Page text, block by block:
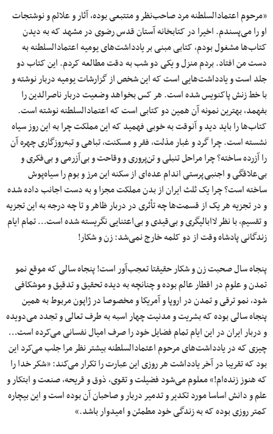
«مرحوم اعتمادالسلطنه مرد صاحب‌نظر و متتبعی بوده، آثار و علائم و نوشتجات
او را می‌پسندم. اخیرا در کتابخانه آستان قدس رضوی در مشهد که به دیدن
کتاب‌ها مشغول بودم، کتابی مبنی بر یادداشت‌های یومیه اعتمادالسلطنه به
دست من افتاد. بردم منزل و یکی دو شب به دقت مطالعه کردم. این کتاب دو
جلد است و یادداشت‌هایی است که این شخص از گزارشات یومیه دربار نوشته و
با خط زنش پاکنویس شده است. هر کس بخواهد وضعیت دربار ناصرالدین را
بفهمد، بهترین نمونه آن همین دو کتابی است که اعتمادالسلطنه نوشته است.
کتاب‌ها را باید دید و آنوقت به خوبی فهمید که این مملکت چرا به این روز سیاه
نشسته است. چرا گرد و غبار مذلت، فقر و مسکنت، تباهی و تبه‌روزگاری چهره آن
را آزرده ساخته؟ چرا مراحل تنبلی و تن‌پروری و وقاحت و بی‌آزرمی‌ و بی‌فکری و
بی‌علاقگی و اجنبی‌پرستی اندام عده‌ای از سکنه این مرز و بوم را سیاه‌پوش
ساخته است؟ چرا یک ثلث ایران از بدن مملکت مجزا و به دست اجانب داده شده
و در تجزیه هر یک از قسمت‌ها چه تأثری در دربار ظاهر و تا چه درجه به این تجزیه
و تقسیم، با نظر لاابالیگری و بی‌قیدی و بی‌اعتنایی نگریسته شده است… تمام ایام
زندگانی پادشاه وقت از دو کلمه خارج نمی‌شد: زن و شکار!
پنجاه سال صحبت زن و شکار حقیقتا تعجب‌آور است! پنجاه سالی که موقع نمو
تمدن و علوم در اقطار عالم بوده و چنانچه به دیده تحقیق و تدقیق و موشکافی
شود، نمو ترقی و تمدن در اروپا و آمریکا و مخصوصا در ژاپون مربوط به همین
پنجاه سالی بوده که بشریت و مدنیت چهار اسبه به طرف تعالی و تجدد می‌دویده
و دربار ایران در این ایام تمام فضایل خود را صرف امیال نفسانی می‌کرده است…
چیزی که در یادداشت‌های مرحوم اعتمادالسلطنه بیشتر نظر مرا جلب می‌کرد این
بود که تقریبا در آخر یادداشت هر روزی این عبارت را تکرار می‌کند: «شکر خدا را
که هنوز زنده‌ام!» معلوم می‌شود فضیلت و تقوی، ذوق و قریحه، صنعت و ابتکار و
علم و دانش اساسا مورد تکدیر و تدمیر دربار و صاحبان آن بوده است و این بیچاره
کمتر روزی بوده که به زندگی خود مطمئن و امیدوار باشد.»